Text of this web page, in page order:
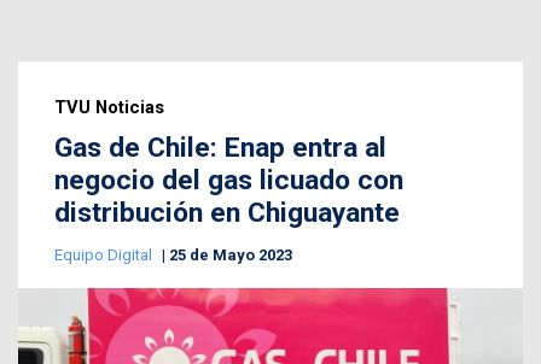
TVU Noticias
Gas de Chile: Enap entra al
negocio del gas licuado con
distribución en Chiguayante
Equipo Digital 25 de Mayo 2023